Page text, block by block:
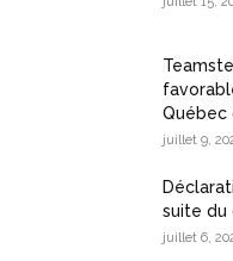
Québec
juillet 9,
suite du
juillet 6,